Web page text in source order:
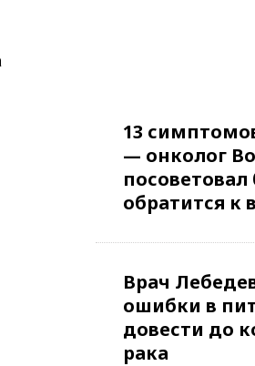
13
— онколог
обратится к
Врач
ошибки в
довести до
рака